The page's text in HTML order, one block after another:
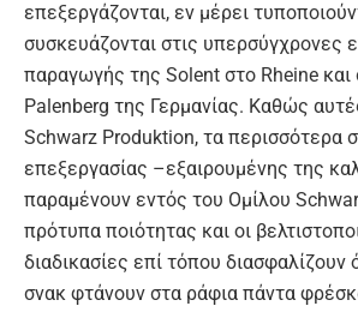
επεξεργάζονται, εν μέρει
συσκευάζονται στις υπερσύγχρονες
παραγωγής της Solent στο Rheine και
Palenberg της Γερμανίας. Καθώς
Schwarz Produktion, τα περισσότερα
επεξεργασίας –εξαιρουμένης της
παραμένουν εντός του Ομίλου
πρότυπα ποιότητας και οι
διαδικασίες επί τόπου διασφαλίζουν
σνακ φτάνουν στα ράφια πάντα